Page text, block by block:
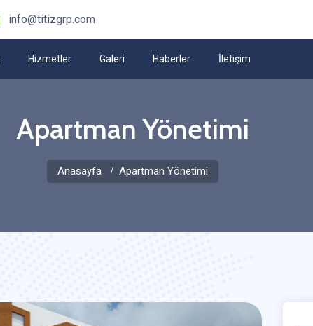
info@titizgrp.com
Hizmetler Galeri Haberler İletişim
Apartman Yönetimi
Anasayfa Apartman Yönetimi